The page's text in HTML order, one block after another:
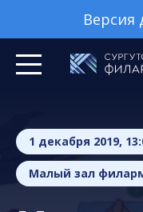
Версия
1 декабря 2019,
Малый зал